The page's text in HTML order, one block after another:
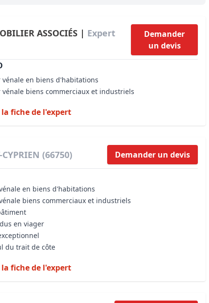
Local d’Urbanisme (PLU)
Développer et organiser
Biens d’exception,
IA Pioneer®
Expertise pré-achat
ASSOCIÉS | Expert
Demander
un devis
en biens d'habitations
biens commerciaux et industriels
fiche de l'expert
(66750) Demander un devis
en biens d'habitations
biens commerciaux et industriels
en viager
du trait de côte
fiche de l'expert